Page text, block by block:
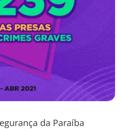
da Paraíba